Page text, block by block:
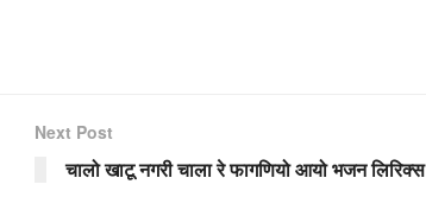
Next Post
चालो खाटू नगरी चाला रे फागणियो आयो भजन लिरिक्स